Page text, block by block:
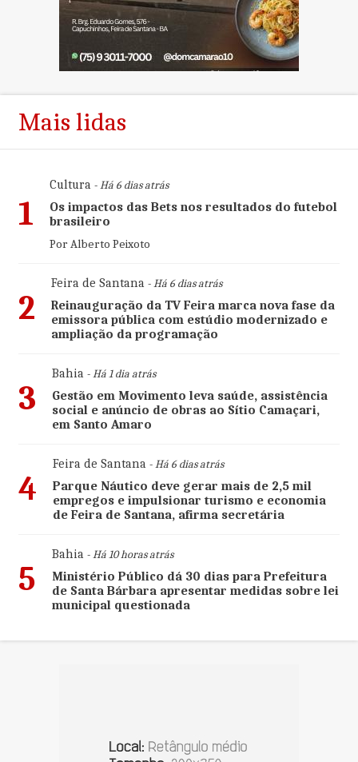
Mais lidas
1
Cultura- Há 6 dias atrás
Os impactos das Bets nos resultados do futebol
brasileiro
Por Alberto Peixoto
2
Feira de Santana- Há 6 dias atrás
Reinauguração da TV Feira marca nova fase da
emissora pública com estúdio modernizado e
ampliação da programação
3
Bahia- Há 1 dia atrás
Gestão em Movimento leva saúde, assistência
social e anúncio de obras ao Sítio Camaçari,
em Santo Amaro
4
Feira de Santana- Há 6 dias atrás
Parque Náutico deve gerar mais de 2,5 mil
empregos e impulsionar turismo e economia
de Feira de Santana, afirma secretária
5
Bahia- Há 10 horas atrás
Ministério Público dá 30 dias para Prefeitura
de Santa Bárbara apresentar medidas sobre lei
municipal questionada